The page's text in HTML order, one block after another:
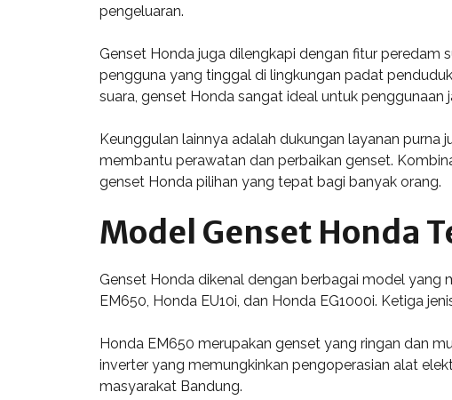
pengeluaran.
Genset Honda juga dilengkapi dengan fitur peredam
pengguna yang tinggal di lingkungan padat
suara, genset Honda sangat ideal untuk penggunaan
Keunggulan lainnya adalah dukungan layanan purna
membantu perawatan dan perbaikan genset.
genset Honda pilihan yang tepat bagi banyak orang.
Model Genset Honda
Genset Honda dikenal dengan berbagai model yang
EM650, Honda EU10i, dan Honda EG1000i. Ketiga
Honda EM650 merupakan genset yang ringan dan
inverter yang memungkinkan pengoperasian alat
masyarakat Bandung.